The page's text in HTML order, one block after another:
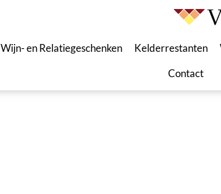
Wijn- en Relatiegeschenken Kelderrestanten
Contact